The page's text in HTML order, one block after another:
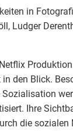
in
Ludger
den Blick.
Ihre
die